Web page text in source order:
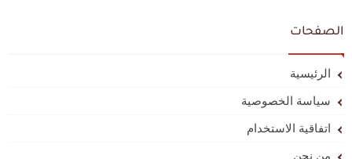
الصفحات
الرئيسية
سياسة الخصوصية
اتفاقية الاستخدام
من نحن